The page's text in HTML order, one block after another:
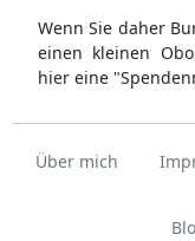
Wenn Sie daher
einen kleinen
hier eine
Über mich